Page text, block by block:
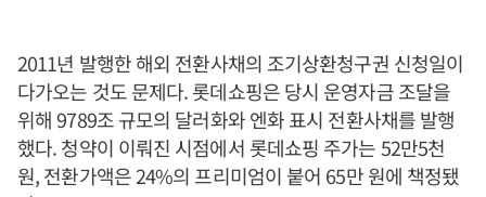
2011년 발행한 해외 전환사채의 조기상환청구권 신청일이
다가오는 것도 문제다. 롯데쇼핑은 당시 운영자금 조달을
위해 9789조 규모의 달러화와 엔화 표시 전환사채를 발행
했다. 청약이 이뤄진 시점에서 롯데쇼핑 주가는 52만5천
원, 전환가액은 24%의 프리미엄이 붙어 65만 원에 책정됐